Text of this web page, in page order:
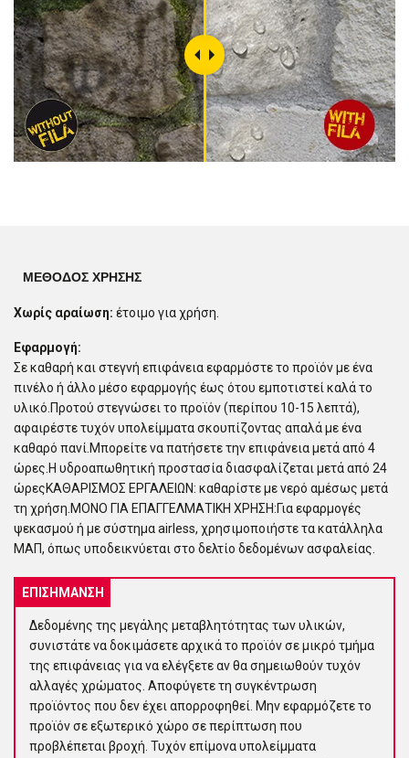
ΜΈΘΟΔΟΣ ΧΡΉΣΗΣ
Χωρίς αραίωση: έτοιμο για χρήση.
Εφαρμογή:
Σε καθαρή και στεγνή επιφάνεια εφαρμόστε το προϊόν με ένα
πινέλο ή άλλο μέσο εφαρμογής έως ότου εμποτιστεί καλά το
υλικό.Προτού στεγνώσει το προϊόν (περίπου 10-15 λεπτά),
αφαιρέστε τυχόν υπολείμματα σκουπίζοντας απαλά με ένα
καθαρό πανί.Μπορείτε να πατήσετε την επιφάνεια μετά από 4
ώρες.Η υδροαπωθητική προστασία διασφαλίζεται μετά από 24
ώρεςΚΑΘΑΡΙΣΜΟΣ ΕΡΓΑΛΕΙΩΝ: καθαρίστε με νερό αμέσως μετά
τη χρήση.ΜΟΝΟ ΓΙΑ ΕΠΑΓΓΕΛΜΑΤΙΚΗ ΧΡΗΣΗ:Για εφαρμογές
ψεκασμού ή με σύστημα airless, χρησιμοποιήστε τα κατάλληλα
ΜΑΠ, όπως υποδεικνύεται στο δελτίο δεδομένων ασφαλείας.
ΕΠΙΣΉΜΑΝΣΗ
Δεδομένης της μεγάλης μεταβλητότητας των υλικών,
συνιστάτε να δοκιμάσετε αρχικά το προϊόν σε μικρό τμήμα
της επιφάνειας για να ελέγξετε αν θα σημειωθούν τυχόν
αλλαγές χρώματος. Αποφύγετε τη συγκέντρωση
προϊόντος που δεν έχει απορροφηθεί. Μην εφαρμόζετε το
προϊόν σε εξωτερικό χώρο σε περίπτωση που
προβλέπεται βροχή. Τυχόν επίμονα υπολείμματα